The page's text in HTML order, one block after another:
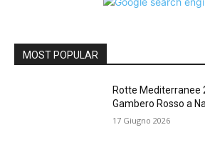
MOST POPULAR
Rotte Mediterranee
Gambero Rosso a
17 Giugno 2026